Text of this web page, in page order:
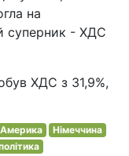
на
суперник - ХДС
ХДС з 31,9%,
Америка
Німеччина